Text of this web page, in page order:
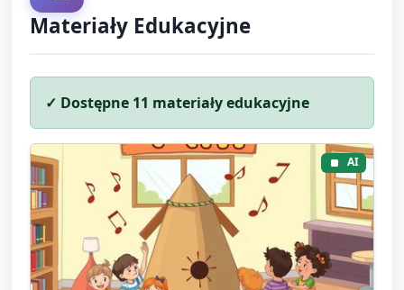
Przejście między stacjami: krótkie zabawy
Zakończenie i
podsumowanie (ok. 5
minut)
Chwila wyciszenia: dzieci kładą się na brzuchu lub
siedzą wygodnie i wykonują trzy głębokie wdechy i
Materiały Edukacyjne
✓ Dostępne 11 materiały edukacyjne
AI